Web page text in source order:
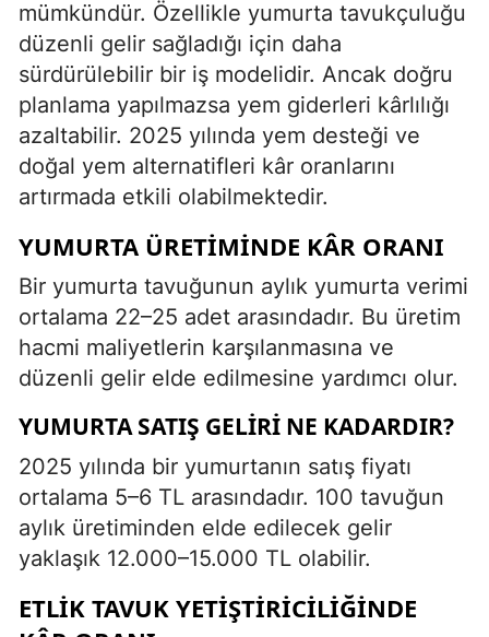
mümkündür. Özellikle yumurta tavukçuluğu
düzenli gelir sağladığı için daha
sürdürülebilir bir iş modelidir. Ancak doğru
planlama yapılmazsa yem giderleri kârlılığı
azaltabilir. 2025 yılında yem desteği ve
doğal yem alternatifleri kâr oranlarını
artırmada etkili olabilmektedir.
YUMURTA ÜRETIMINDE KÂR ORANI
Bir yumurta tavuğunun aylık yumurta verimi
ortalama 22–25 adet arasındadır. Bu üretim
hacmi maliyetlerin karşılanmasına ve
düzenli gelir elde edilmesine yardımcı olur.
YUMURTA SATIŞ GELIRI NE KADARDIR?
2025 yılında bir yumurtanın satış fiyatı
ortalama 5–6 TL arasındadır. 100 tavuğun
aylık üretiminden elde edilecek gelir
yaklaşık 12.000–15.000 TL olabilir.
ETLIK TAVUK YETIŞTIRICILIĞINDE